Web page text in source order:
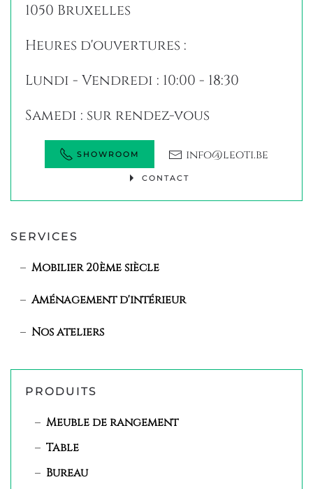
1050 Bruxelles
Heures d'ouvertures :
Lundi - Vendredi : 10:00 - 18:30
Samedi : sur rendez-vous
SHOWROOM info@leoti.be
CONTACT
SERVICES
Mobilier 20ème siècle
Aménagement d'intérieur
Nos ateliers
PRODUITS
Meuble de rangement
Table
Bureau